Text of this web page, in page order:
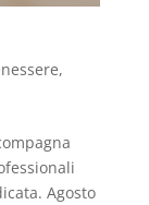
,
Agosto